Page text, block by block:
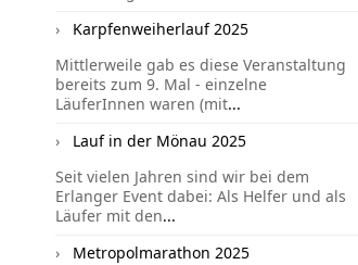
Karpfenweiherlauf 2025
Mittlerweile gab es diese Veranstaltung
bereits zum 9. Mal - einzelne
LäuferInnen waren (mit...
Lauf in der Mönau 2025
Seit vielen Jahren sind wir bei dem
Erlanger Event dabei: Als Helfer und als
Läufer mit den...
Metropolmarathon 2025